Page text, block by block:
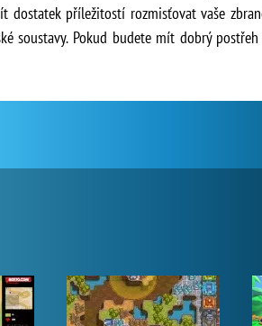
dostatek příležitostí rozmisťovat vaše
soustavy. Pokud budete mít dobrý